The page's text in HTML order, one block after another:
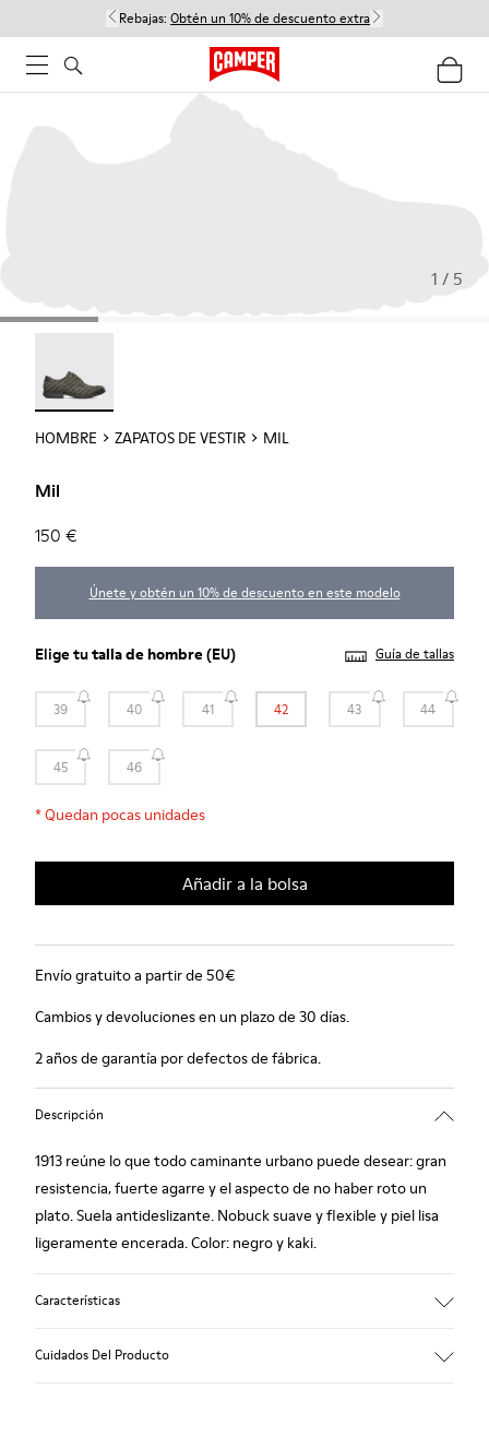
Rebajas: Obtén un 10% de descuento extra
1 / 5
HOMBRE ZAPATOS DE VESTIR MIL
Mil
150 €
Únete y obtén un 10% de descuento en este modelo
Elige tutalla de hombre(EU) Guía de tallas
39 40 41 42 43 44
45 46
*Quedan pocas unidades
Añadir a la bolsa
Envío gratuito a partir de 50€
Cambios y devoluciones en un plazo de 30 días.
2 años de garantía por defectos de fábrica.
Descripción
1913 reúne lo que todo caminante urbano puede desear: gran
resistencia, fuerte agarre y el aspecto de no haber roto un
plato. Suela antideslizante. Nobuck suave y flexible y piel lisa
ligeramente encerada. Color: negro y kaki.
Características
Cuidados Del Producto